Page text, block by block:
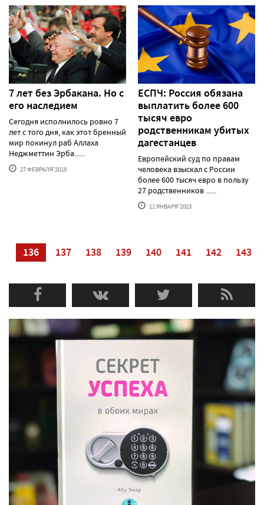
7 лет без Эрбакана. Но с
его наследием
Сегодня исполнилось ровно 7
лет с того дня, как этот бренный
мир покинул раб Аллаха
Неджметтин Эрба......
27 ФЕВРАЛЯ'2018
ЕСПЧ: Россия обязана
выплатить более 600
тысяч евро
родственникам убитых
дагестанцев
Европейский суд по правам
человека взыскал с России
более 600 тысяч евро в пользу
27 родственников ......
11 ЯНВАРЯ'2023
136 137 138 139 140 141 142 143